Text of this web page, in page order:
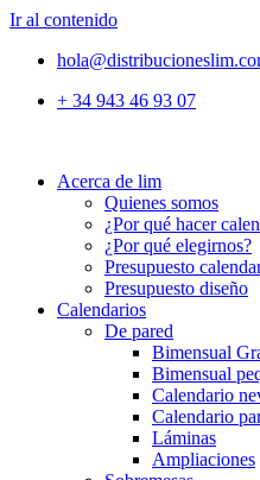
Ir al contenido
+ 34 943 46 93 07
Acerca de lim
Quienes somos
¿Por qué hacer
¿Por qué elegirnos?
Presupuesto
Presupuesto diseño
Calendarios
De pared
Bimensual
Bimensual
Calendario
Calendario
Láminas
Ampliaciones